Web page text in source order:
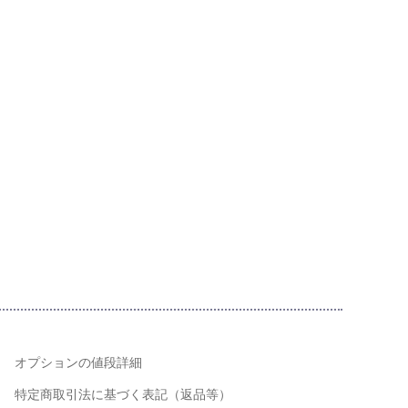
オプションの値段詳細
特定商取引法に基づく表記（返品等）